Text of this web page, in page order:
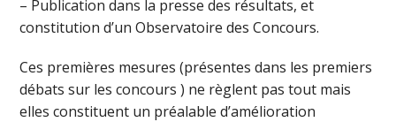
– Publication dans la presse des résultats, et
constitution d’un Observatoire des Concours.
Ces premières mesures (présentes dans les premiers
débats sur les concours ) ne règlent pas tout mais
elles constituent un préalable d’amélioration